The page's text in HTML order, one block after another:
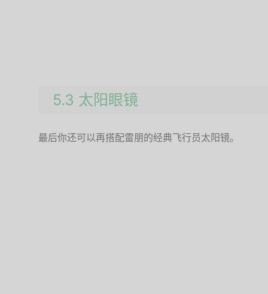
5.3 太阳眼镜
最后你还可以再搭配雷朋的经典飞行员太阳镜。